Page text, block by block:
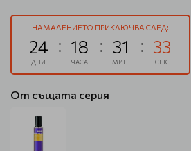
НАМАЛЕНИЕТО ПРИКЛЮЧВА СЛЕД:
24
ДНИ
18
ЧАСА
31
МИН.
32
СЕК.
От същата серия